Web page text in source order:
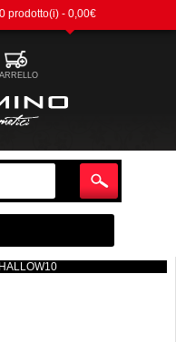
0 prodotto(i) - 0,00€
HALLOW10